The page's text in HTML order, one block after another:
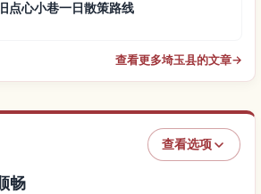
旧点心小巷一日散策路线
查看更多埼玉县的文章→
查看选项
畅